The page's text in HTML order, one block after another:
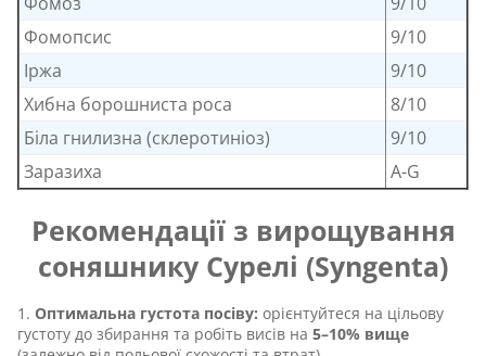
Фомопсис
9/10
Іржа
9/10
Хибна борошниста роса
8/10
Біла гнилизна (склеротиніоз)
9/10
Заразиха
A-G
Рекомендації з вирощування
соняшнику Сурелі (Syngenta)
Оптимальна густота посіву: орієнтуйтеся на цільову
густоту до збирання та робіть висів на 5–10% вище